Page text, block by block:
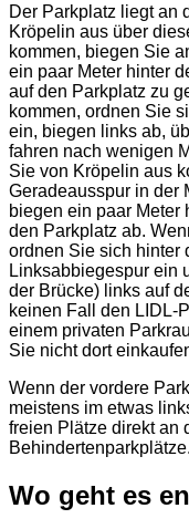
Der Parkplatz liegt an
Kröpelin aus über
kommen, biegen Sie
ein paar Meter hinter
auf den Parkplatz zu
kommen, ordnen Sie
ein, biegen links ab,
fahren nach wenigen
Sie von Kröpelin aus
Geradeausspur in der
biegen ein paar Meter
den Parkplatz ab.
ordnen Sie sich hinter
Linksabbiegespur ein
der Brücke) links auf
keinen Fall den LIDL-
einem privaten
Sie nicht dort
Wenn der vordere
meistens im etwas
freien Plätze direkt an
Behindertenparkplätze.
Wo geht es